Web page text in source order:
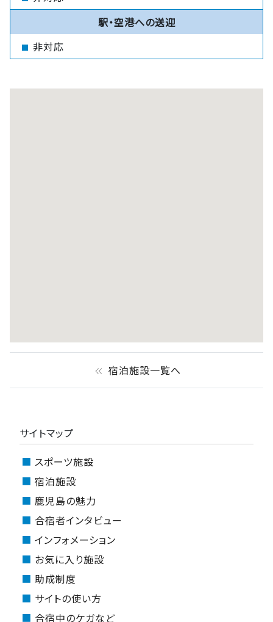
駅・空港への送迎
非対応
keyboard_double_arrow_left 宿泊施設一覧へ
サイトマップ
スポーツ施設
宿泊施設
鹿児島の魅力
合宿者インタビュー
インフォメーション
お気に入り施設
助成制度
サイトの使い方
合宿中のケガなど